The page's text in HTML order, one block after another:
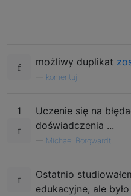
możliwy duplikat
komentuj
1
Uczenie się na
doświadczenia ...
Michael Borgwardt,
Ostatnio
edukacyjne, ale